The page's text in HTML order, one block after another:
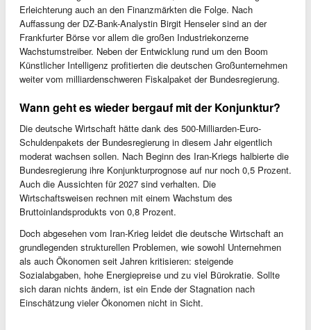
Erleichterung auch an den Finanzmärkten die Folge. Nach
Auffassung der DZ-Bank-Analystin Birgit Henseler sind an der
Frankfurter Börse vor allem die großen Industriekonzerne
Wachstumstreiber. Neben der Entwicklung rund um den Boom
Künstlicher Intelligenz profitierten die deutschen Großunternehmen
weiter vom milliardenschweren Fiskalpaket der Bundesregierung.
Wann geht es wieder bergauf mit der Konjunktur?
Die deutsche Wirtschaft hätte dank des 500-Milliarden-Euro-
Schuldenpakets der Bundesregierung in diesem Jahr eigentlich
moderat wachsen sollen. Nach Beginn des Iran-Kriegs halbierte die
Bundesregierung ihre Konjunkturprognose auf nur noch 0,5 Prozent.
Auch die Aussichten für 2027 sind verhalten. Die
Wirtschaftsweisen rechnen mit einem Wachstum des
Bruttoinlandsprodukts von 0,8 Prozent.
Doch abgesehen vom Iran-Krieg leidet die deutsche Wirtschaft an
grundlegenden strukturellen Problemen, wie sowohl Unternehmen
als auch Ökonomen seit Jahren kritisieren: steigende
Sozialabgaben, hohe Energiepreise und zu viel Bürokratie. Sollte
sich daran nichts ändern, ist ein Ende der Stagnation nach
Einschätzung vieler Ökonomen nicht in Sicht.